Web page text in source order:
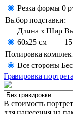
Резка формы 0
Выбор подставки:
Длина x Шир
60x25 см
Полировка
Все стороны
Гравировка портрета
В стоимость
для нанесения на